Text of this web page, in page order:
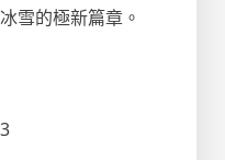
雪的極新篇章。